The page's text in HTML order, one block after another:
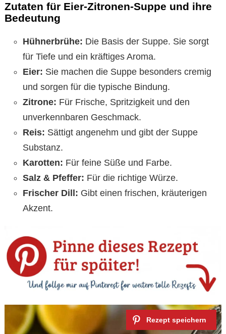
Zutaten für Eier-Zitronen-Suppe und ihre
Bedeutung
Hühnerbrühe: Die Basis der Suppe. Sie sorgt
für Tiefe und ein kräftiges Aroma.
Eier: Sie machen die Suppe besonders cremig
und sorgen für die typische Bindung.
Zitrone: Für Frische, Spritzigkeit und den
unverkennbaren Geschmack.
Reis: Sättigt angenehm und gibt der Suppe
Substanz.
Karotten: Für feine Süße und Farbe.
Salz & Pfeffer: Für die richtige Würze.
Frischer Dill: Gibt einen frischen, kräuterigen
Akzent.